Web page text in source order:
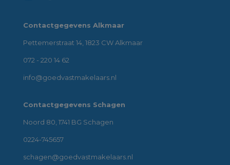
Contactgegevens Alkmaar
Pettemerstraat 14, 1823 CW Alkmaar
072 - 220 14 62
info@goedvastmakelaars.nl
Contactgegevens Schagen
Noord 80, 1741 BG Schagen
0224-745657
schagen@goedvastmakelaars.nl